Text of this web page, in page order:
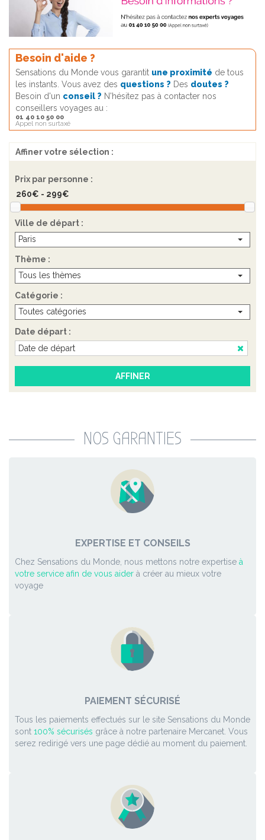
Besoin d'aide ?
Sensations du Monde vous garantit une proximité de tous
les instants. Vous avez des questions ? Des doutes ?
Besoin d'un conseil ? N'hésitez pas à contacter nos
conseillers voyages au :
01 40 10 50 00
Appel non surtaxé
Affiner votre sélection :
Prix par personne :
Ville de départ :
Paris
Thème :
Tous les thèmes
Catégorie :
Toutes catégories
Date départ :
NOS GARANTIES
EXPERTISE ET CONSEILS
Chez Sensations du Monde, nous mettons notre expertise à
votre service afin de vous aider à créer au mieux votre
voyage
PAIEMENT SÉCURISÉ
Tous les paiements effectués sur le site Sensations du Monde
sont 100% sécurisés grâce à notre partenaire Mercanet. Vous
serez redirigé vers une page dédié au moment du paiement.